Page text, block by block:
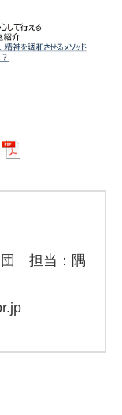
団 担当：隅